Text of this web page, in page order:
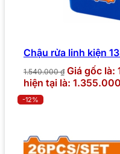
Chậu rửa linh kiện
1.540.000₫ Giá gốc là:
hiện tại là:
-12%